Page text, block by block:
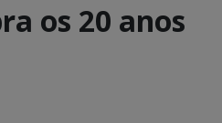
os 20 anos